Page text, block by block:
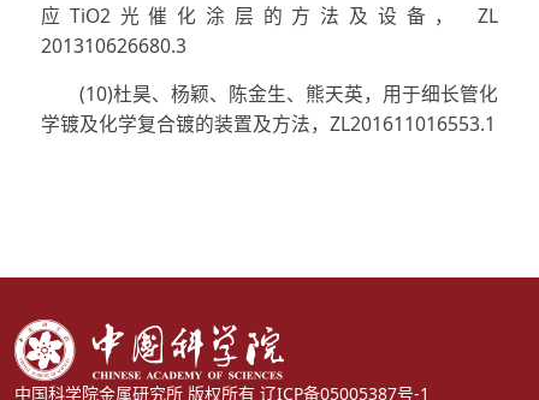
应TiO2光催化涂层的方法及设备， ZL
201310626680.3
(10)杜昊、杨颖、陈金生、熊天英，用于细长管化
学镀及化学复合镀的装置及方法，ZL201611016553.1
中国科学院金属研究所 版权所有 辽ICP备05005387号-1